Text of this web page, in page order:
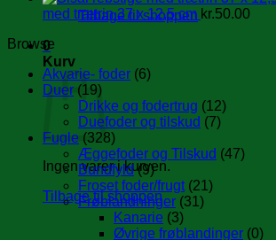
Tilbage til shoppen
0
Kurv
Ingen varer i kurven.
Tilbage til shoppen
med trætrin 37 x 12,5 cm kr.50.00
Browse
Akvarie- foder (6)
Duer (19)
Drikke og fodertrug (12)
Duefoder og tilskud (7)
Fugle (328)
Æggefoder og Tilskud (47)
Bundfyld (9)
Froset foder/frugt (21)
Frøblandninger (31)
Kanarie (3)
Øvrige frøblandinger (0)